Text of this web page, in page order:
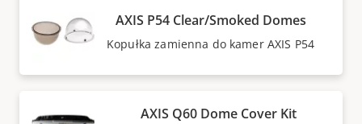
AXIS P54 Clear/Smoked Domes
Kopułka zamienna do kamer AXIS P54
AXIS Q60 Dome Cover Kit